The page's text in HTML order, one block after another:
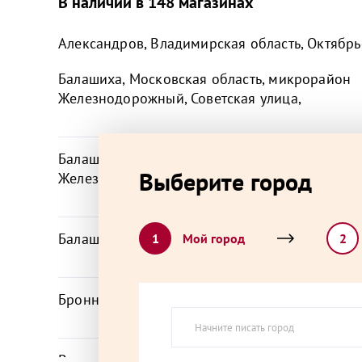
Александров, Владимирская область,
Балашиха, Московская область, микрорайон
Железнодорожный, Советская улица,
Балашиха, Московская область, микрорайон
Железнодорожный, Юбилейная улица,
Балашиха, Московская область, Советская
Бронницы, Московская область, Советская
Выберите город
1 Мой город 2